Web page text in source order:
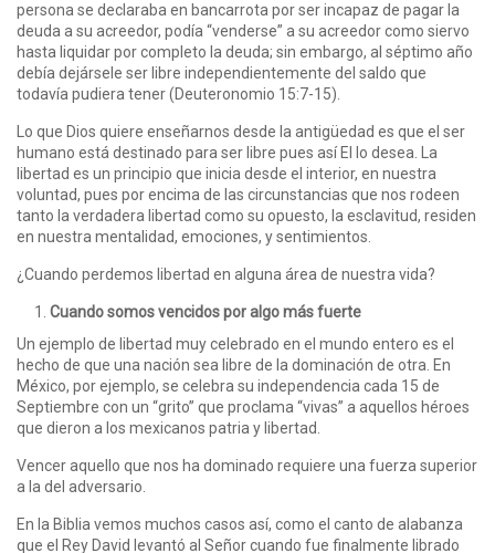
persona se declaraba en bancarrota por ser incapaz de pagar la
deuda a su acreedor, podía “venderse” a su acreedor como siervo
hasta liquidar por completo la deuda; sin embargo, al séptimo año
debía dejársele ser libre independientemente del saldo que
todavía pudiera tener (Deuteronomio 15:7-15).
Lo que Dios quiere enseñarnos desde la antigüedad es que el ser
humano está destinado para ser libre pues así El lo desea. La
libertad es un principio que inicia desde el interior, en nuestra
voluntad, pues por encima de las circunstancias que nos rodeen
tanto la verdadera libertad como su opuesto, la esclavitud, residen
en nuestra mentalidad, emociones, y sentimientos.
¿Cuando perdemos libertad en alguna área de nuestra vida?
Cuando somos vencidos por algo más fuerte
Un ejemplo de libertad muy celebrado en el mundo entero es el
hecho de que una nación sea libre de la dominación de otra. En
México, por ejemplo, se celebra su independencia cada 15 de
Septiembre con un “grito” que proclama “vivas” a aquellos héroes
que dieron a los mexicanos patria y libertad.
Vencer aquello que nos ha dominado requiere una fuerza superior
a la del adversario.
En la Biblia vemos muchos casos así, como el canto de alabanza
que el Rey David levantó al Señor cuando fue finalmente librado